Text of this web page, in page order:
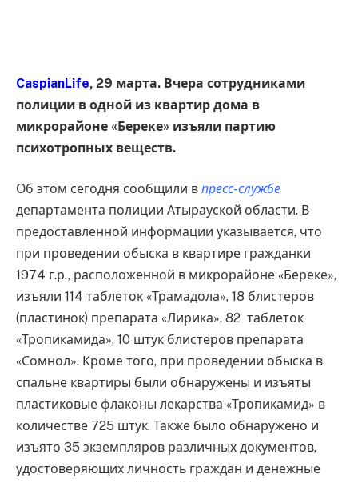
CaspianLife, 29 марта. Вчера сотрудниками
полиции в одной из квартир дома в
микрорайоне «Береке» изъяли партию
психотропных веществ.
Об этом сегодня сообщили в пресс-службе
департамента полиции Атырауской области. В
предоставленной информации указывается, что
при проведении обыска в квартире гражданки
1974 г.р., расположенной в микрорайоне «Береке»,
изъяли 114 таблеток «Трамадола», 18 блистеров
(пластинок) препарата «Лирика», 82 таблеток
«Тропикамида», 10 штук блистеров препарата
«Сомнол». Кроме того, при проведении обыска в
спальне квартиры были обнаружены и изъяты
пластиковые флаконы лекарства «Тропикамид» в
количестве 725 штук. Также было обнаружено и
изъято 35 экземпляров различных документов,
удостоверяющих личность граждан и денежные